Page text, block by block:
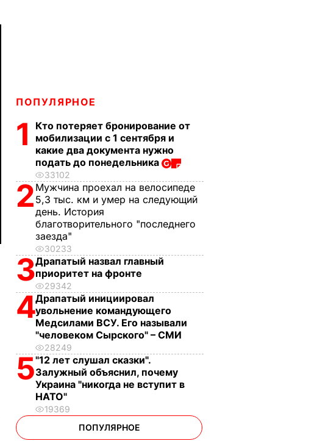
ПОПУЛЯРНОЕ
1
Кто потеряет бронирование от
мобилизации с 1 сентября и
какие два документа нужно
подать до понедельника
33102
2 Мужчина проехал на велосипеде
5,3 тыс. км и умер на следующий
день. История
благотворительного "последнего
заезда"
30233
3Драпатый назвал главный
приоритет на фронте
29342
4Драпатый инициировал
увольнение командующего
Медсилами ВСУ. Его называли
"человеком Сырского" – СМИ
28249
5"12 лет слушал сказки".
Залужный объяснил, почему
Украина "никогда не вступит в
НАТО"
19369
ПОПУЛЯРНОЕ